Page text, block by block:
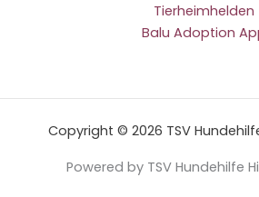
Tierheimhelden
Balu Adoption
Copyright © 2026 TSV
Powered by TSV Hundehilfe